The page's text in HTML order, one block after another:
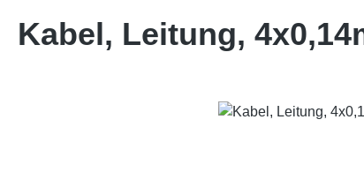
Kabel, Leitung,